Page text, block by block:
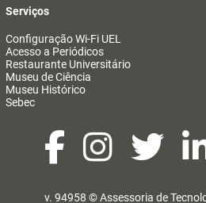
Serviços
Configuração Wi-Fi UEL
Acesso a Periódicos
Restaurante Universitário
Museu de Ciência
Museu Histórico
Sebec
v. 94958 ©Assessoria de